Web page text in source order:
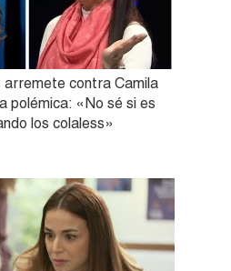
contra Camila
polémica: «No sé si es
los colaless»